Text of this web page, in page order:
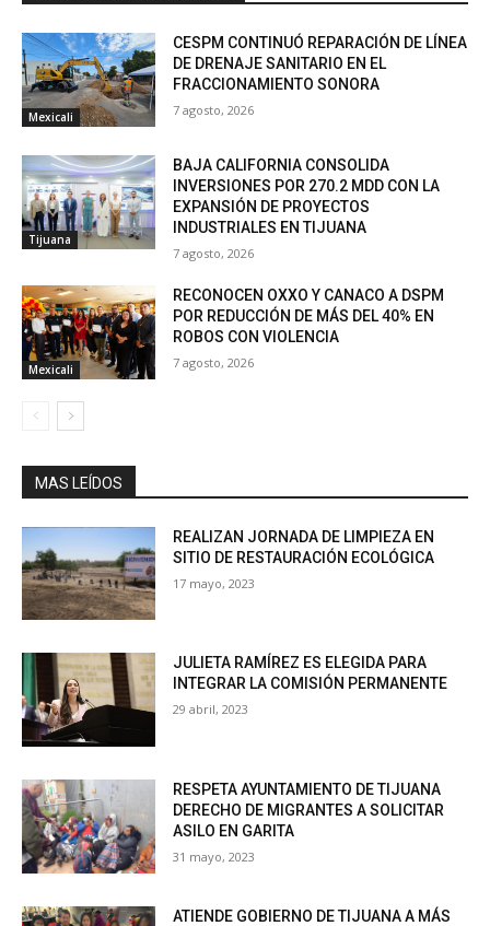
Mexicali
CESPM CONTINUÓ REPARACIÓN DE LÍNEA
DE DRENAJE SANITARIO EN EL
FRACCIONAMIENTO SONORA
7 agosto, 2026
Tijuana
BAJA CALIFORNIA CONSOLIDA
INVERSIONES POR 270.2 MDD CON LA
EXPANSIÓN DE PROYECTOS
INDUSTRIALES EN TIJUANA
7 agosto, 2026
Mexicali
RECONOCEN OXXO Y CANACO A DSPM
POR REDUCCIÓN DE MÁS DEL 40% EN
ROBOS CON VIOLENCIA
7 agosto, 2026
MAS LEÍDOS
REALIZAN JORNADA DE LIMPIEZA EN
SITIO DE RESTAURACIÓN ECOLÓGICA
17 mayo, 2023
JULIETA RAMÍREZ ES ELEGIDA PARA
INTEGRAR LA COMISIÓN PERMANENTE
29 abril, 2023
RESPETA AYUNTAMIENTO DE TIJUANA
DERECHO DE MIGRANTES A SOLICITAR
ASILO EN GARITA
31 mayo, 2023
ATIENDE GOBIERNO DE TIJUANA A MÁS